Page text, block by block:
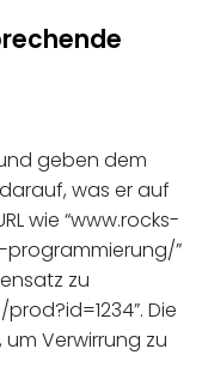
geben dem
was er auf
wie “www.rocks-
”
zu
Die
um Verwirrung zu